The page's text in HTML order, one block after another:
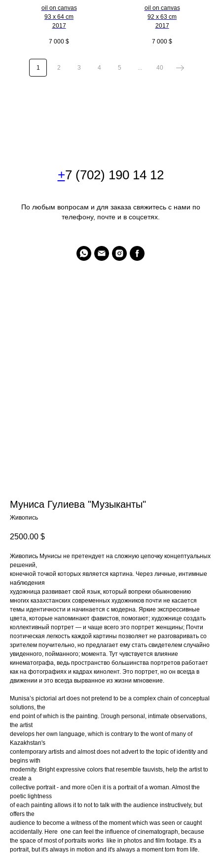
oil on canvas
93 x 64 cm
2017
7 000 $
oil on canvas
92 x 63 cm
2017
7 000 $
1 2 3 4 5 ... 40
+7 (702) 190 14 12
По любым вопросам и для заказа свяжитесь с нами по
телефону, почте и в соцсетях.
Муниса Гулиева "Музыканты"
Живопись
2500.00 $
Живопись Мунисы не претендует на сложную цепочку концептуальных
решений,
конечной точкой которых является картина. Через личные, интимные
наблюдения
художница развивает свой язык, который вопреки обыкновению
многих казахстанских современных художников почти не касается
темы идентичности и начинается с модерна. Яркие экспрессивные
цвета, которые напоминают фавистов, помогают; художнице создать
коллективный портрет — и чаще всего это портрет женщины; Почти
поэтическая легкость каждой картины позволяет не разговаривать со
зрителем поучительно, но предлагает ему стать свидетелем случайно
увиденного, пойманного; момента. Тут чувствуется влияние
кинематографа, ведь пространство большинства портретов работает
как на фотографиях и кадрах кинолент. Это портрет, но он всегда в
движении и это всегда вырванное из жизни мгновение.
Munisa’s pictorial art does not pretend to be a complex chain of conceptual
solutions, the
end point of which is the painting. rough personal, intimate observations,
the artist
develops her own language, which is contrary to the wont of many of
Kazakhstan's
contemporary artists and almost does not advert to the topic of identity and
begins with
modernity. Bright expressive colors that resemble fauvists, help the artist to
create a
collective portrait - and more oen it is a portrait of a woman. Almost the
poetic lightness
of each painting allows it to not to talk with the audience instructively, but
offers the
audience to become a witness of the moment which was seen or caught
accidentally. Here one can feel the influence of cinematograph, because
the space of most of portraits works like in photos and film footage. It's a
portrait, but it's always in motion and it's always a moment torn from life.